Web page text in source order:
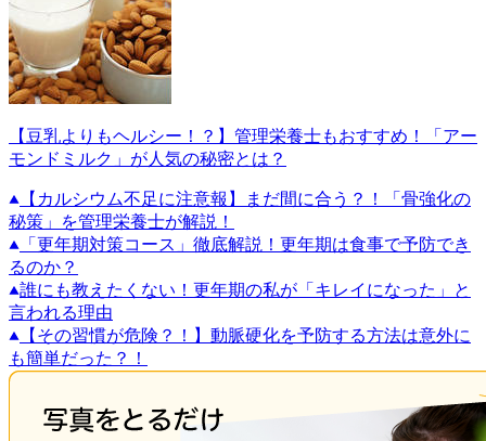
【豆乳よりもヘルシー！？】管理栄養士もおすすめ！「アー
モンドミルク」が人気の秘密とは？
【カルシウム不足に注意報】まだ間に合う？！「骨強化の
秘策」を管理栄養士が解説！
「更年期対策コース」徹底解説！更年期は食事で予防でき
るのか？
誰にも教えたくない！更年期の私が「キレイになった」と
言われる理由
【その習慣が危険？！】動脈硬化を予防する方法は意外に
も簡単だった？！